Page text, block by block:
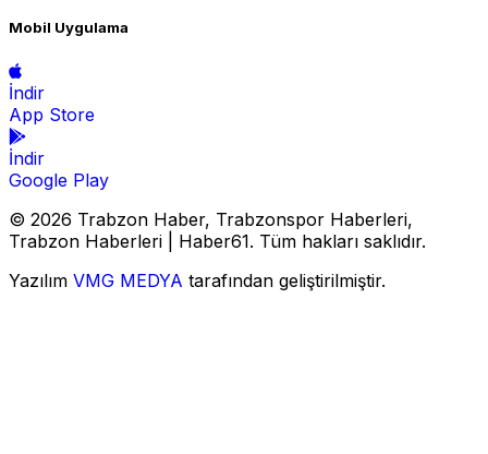
Mobil Uygulama
İndir
App Store
İndir
Google Play
© 2026 Trabzon Haber, Trabzonspor Haberleri,
Trabzon Haberleri | Haber61. Tüm hakları saklıdır.
Yazılım VMG MEDYA tarafından geliştirilmiştir.